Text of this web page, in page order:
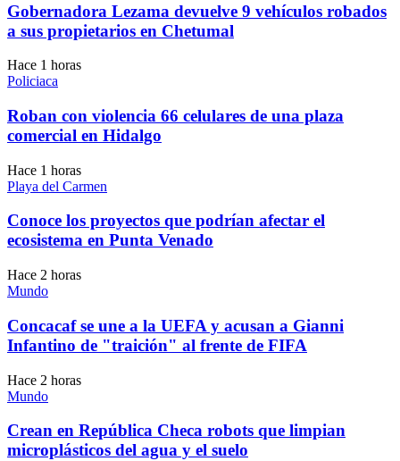
Gobernadora Lezama devuelve 9 vehículos robados
a sus propietarios en Chetumal
Hace 1 horas
Policiaca
Roban con violencia 66 celulares de una plaza
comercial en Hidalgo
Hace 1 horas
Playa del Carmen
Conoce los proyectos que podrían afectar el
ecosistema en Punta Venado
Hace 2 horas
Mundo
Concacaf se une a la UEFA y acusan a Gianni
Infantino de "traición" al frente de FIFA
Hace 2 horas
Mundo
Crean en República Checa robots que limpian
microplásticos del agua y el suelo